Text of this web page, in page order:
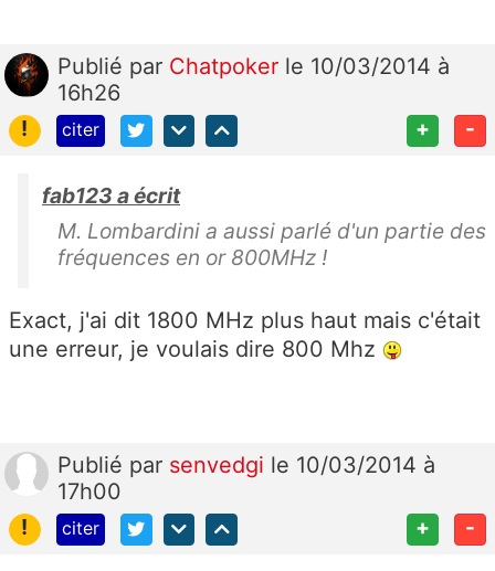
Publié par Chatpoker le 10/03/2014 à
16h26
!
citer + -
fab123 a écrit
M. Lombardini a aussi parlé d'un partie des
fréquences en or 800MHz !
Exact, j'ai dit 1800 MHz plus haut mais c'était
une erreur, je voulais dire 800 Mhz
Publié par senvedgi le 10/03/2014 à
17h00
!
citer + -